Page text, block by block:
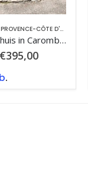
PROVENCE-CÔTE D'AZUR
Vakantiehuis in Caromb met zwembad, in Provence-Côte d’Azur.
€395,00
.